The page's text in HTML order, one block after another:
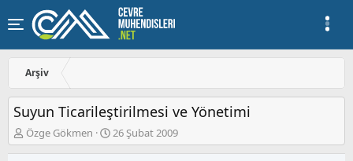
Arşiv
Suyun Ticarileştirilmesi ve Yönetimi
K
o
Özge Gökmen
B
a
26 Şubat 2009